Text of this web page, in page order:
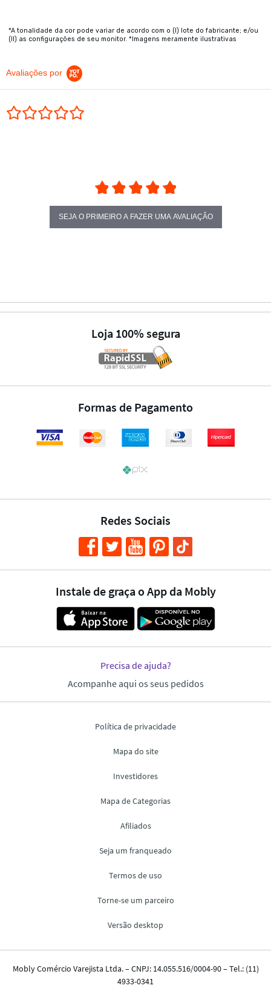
*A tonalidade da cor pode variar de acordo com o (I) lote do fabricante; e/ou
(II) as configurações de seu monitor. *Imagens meramente ilustrativas
Avaliações por
SEJA O PRIMEIRO A FAZER UMA AVALIAÇÃO